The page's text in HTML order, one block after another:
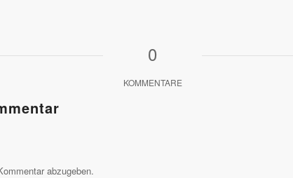
0
KOMMENTARE
abzugeben.